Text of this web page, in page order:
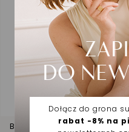
Bransoletka srebrna